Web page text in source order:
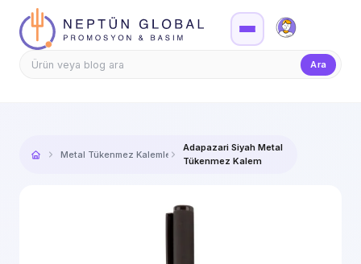
Firma Girişi
Ara
Metal Tükenmez Kalemler
Adapazari Siyah Metal
Tükenmez Kalem